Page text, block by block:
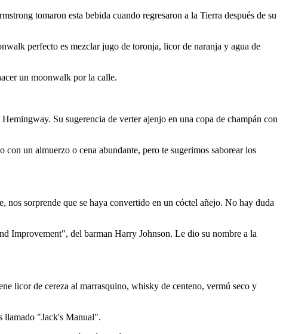
tomaron esta bebida cuando regresaron a la Tierra después de su
perfecto es mezclar jugo de toronja, licor de naranja y agua de
un moonwalk por la calle.
Su sugerencia de verter ajenjo en una copa de champán con
un almuerzo o cena abundante, pero te sugerimos saborear los
sorprende que se haya convertido en un cóctel añejo. No hay duda
Improvement", del barman Harry Johnson. Le dio su nombre a la
licor de cereza al marrasquino, whisky de centeno, vermú seco y
llamado "Jack's Manual".